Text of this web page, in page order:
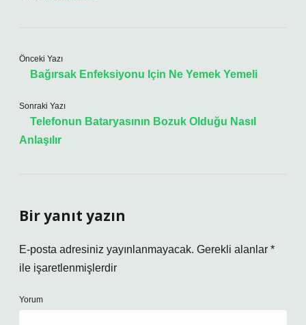
Önceki Yazı
Bağırsak Enfeksiyonu Için Ne Yemek Yemeli
Sonraki Yazı
Telefonun Bataryasının Bozuk Olduğu Nasıl
Anlaşılır
Bir yanıt yazın
E-posta adresiniz yayınlanmayacak. Gerekli alanlar *
ile işaretlenmişlerdir
Yorum